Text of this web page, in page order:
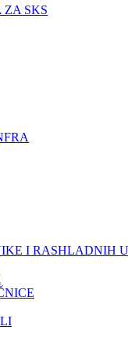
SKS
I RASHLADNIH